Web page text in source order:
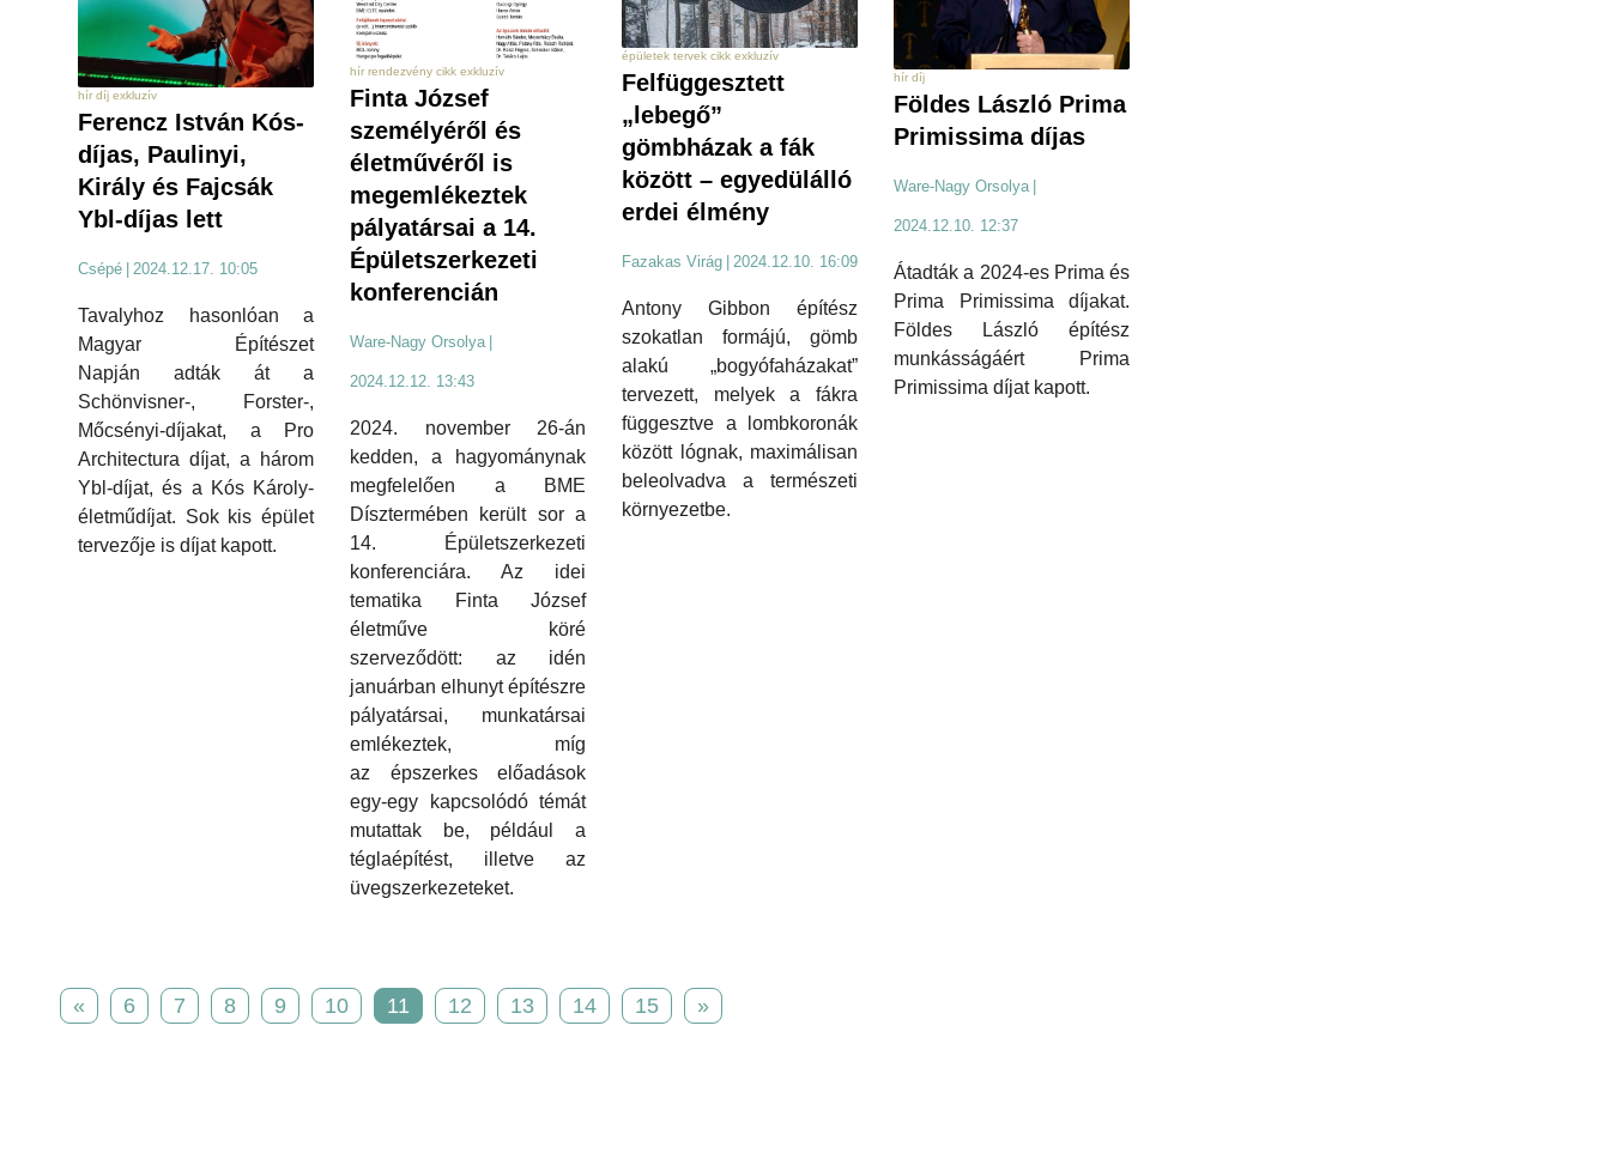
hír díj exkluzív
Ferencz István Kós-
díjas, Paulinyi,
Király és Fajcsák
Ybl-díjas lett
Csépé | 2024.12.17. 10:05
Tavalyhoz hasonlóan a
Magyar Építészet
Napján adták át a
Schönvisner-, Forster-,
Mőcsényi-díjakat, a Pro
Architectura díjat, a három
Ybl-díjat, és a Kós Károly-
életműdíjat. Sok kis épület
tervezője is díjat kapott.
hír rendezvény cikk exkluzív
Finta József
személyéről és
életművéről is
megemlékeztek
pályatársai a 14.
Épületszerkezeti
konferencián
Ware-Nagy Orsolya |
2024.12.12. 13:43
2024. november 26-án
kedden, a hagyománynak
megfelelően a BME
Dísztermében került sor a
14. Épületszerkezeti
konferenciára. Az idei
tematika Finta József
életműve köré
szerveződött: az idén
januárban elhunyt építészre
pályatársai, munkatársai
emlékeztek, míg
az épszerkes előadások
egy-egy kapcsolódó témát
mutattak be, például a
téglaépítést, illetve az
üvegszerkezeteket.
épületek tervek cikk exkluzív
Felfüggesztett
„lebegő”
gömbházak a fák
között – egyedülálló
erdei élmény
Fazakas Virág | 2024.12.10. 16:09
Antony Gibbon építész
szokatlan formájú, gömb
alakú „bogyófaházakat”
tervezett, melyek a fákra
függesztve a lombkoronák
között lógnak, maximálisan
beleolvadva a természeti
környezetbe.
hír díj
Földes László Prima
Primissima díjas
Ware-Nagy Orsolya |
2024.12.10. 12:37
Átadták a 2024-es Prima és
Prima Primissima díjakat.
Földes László építész
munkásságáért Prima
Primissima díjat kapott.
« 6 7 8 9 10 11 12 13 14 15 »